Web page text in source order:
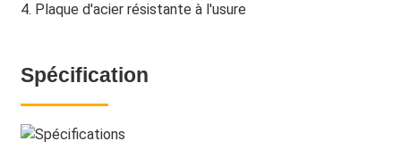
4. Plaque d'acier résistante à l'usure
Spécification